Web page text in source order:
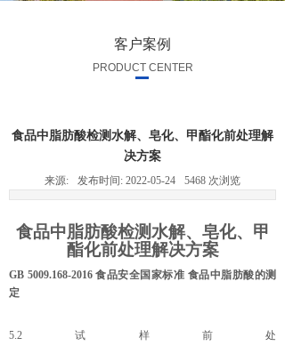
客户案例
PRODUCT CENTER
食品中脂肪酸检测水解、皂化、甲酯化前处理解
决方案
来源: 发布时间: 2022-05-24 5468 次浏览
食品中脂肪酸检测水解、皂化、甲
酯化前处理解决方案
GB 5009.168-2016 食品安全国家标准 食品中脂肪酸的测
定
5.2 试样前处